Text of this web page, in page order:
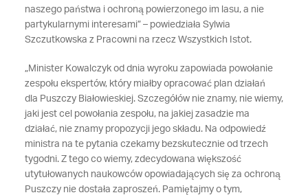
naszego państwa i ochroną powierzonego im lasu, a nie
partykularnymi interesami” – powiedziała Sylwia
Szczutkowska z Pracowni na rzecz Wszystkich Istot.
„Minister Kowalczyk od dnia wyroku zapowiada powołanie
zespołu ekspertów, który miałby opracować plan działań
dla Puszczy Białowieskiej. Szczegółów nie znamy, nie wiemy,
jaki jest cel powołania zespołu, na jakiej zasadzie ma
działać, nie znamy propozycji jego składu. Na odpowiedź
ministra na te pytania czekamy bezskutecznie od trzech
tygodni. Z tego co wiemy, zdecydowana większość
utytułowanych naukowców opowiadających się za ochroną
Puszczy nie dostała zaproszeń. Pamiętajmy o tym,